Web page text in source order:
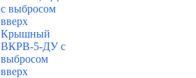
с выбросом
вверх
Крышный
ВКРВ-5-ДУ с
выбросом
вверх